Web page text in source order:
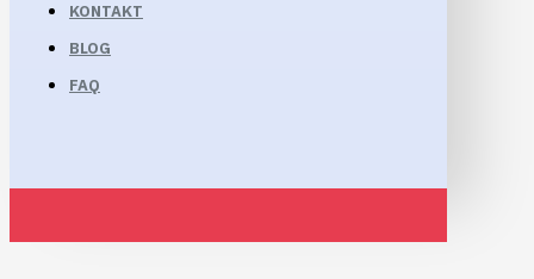
KONTAKT
BLOG
FAQ